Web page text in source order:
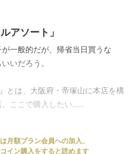
アソート」
一般的だが、帰省当日買うな
いだろう。
とは、大阪府・帝塚山に本店を構
ここで購入したい......
月額プラン会員への加入、
イン購入をすると読めます